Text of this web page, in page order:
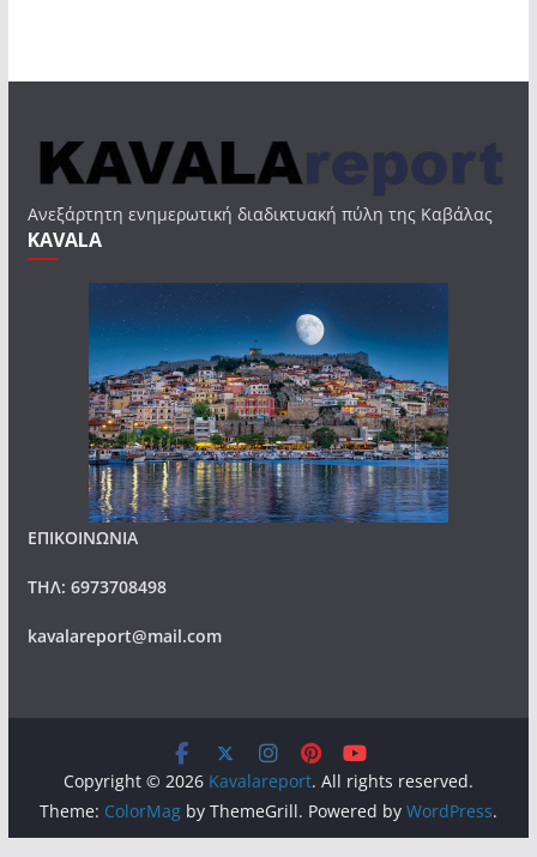
Ανεξάρτητη ενημερωτική διαδικτυακή πύλη της Καβάλας
KAVALA
ΕΠΙΚΟΙΝΩΝΙΑ
ΤΗΛ: 6973708498
kavalareport@mail.com
Copyright © 2026 Kavalareport. All rights reserved.
Theme: ColorMagby ThemeGrill. Powered by WordPress.